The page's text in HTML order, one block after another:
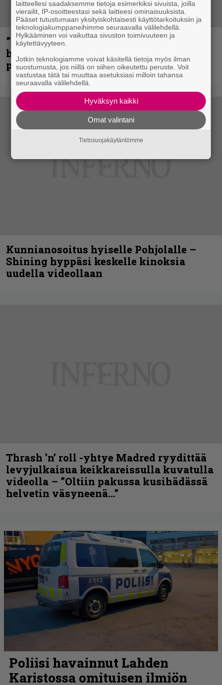
”Mitalini näyttää ihan plektralta” –
huippu-uimari jamittelee Megadethiä
palkinnollaan
Kunnianosoitus hyiselle Pohjolalle –
Shining hyppäsi keskelle kinoksia
uudella videollaan
Thrash ’n’ roll -yhtye Madred ryydittää
levyjulkaisua keikkareissulla kuvatulla
videolla – ”Oltiin pakussa kusihädässä
helvetin väsyneenä…”
laitteellesi saadaksemme tietoja esimerkiksi sivuista, joilla
vierailit, IP-osoitteestasi sekä laitteesi ominaisuuksista.
Pääset tutustumaan yksityiskohtaisesti käyttötarkoituksiin ja
teknologiakumppaneihimme seuraavalla välilehdellä.
Hylkääminen voi vaikuttaa sivuston toimivuuteen ja
käytettävyyteen.
Jotkin teknologiamme voivat käsitellä tietoja myös ilman
suostumusta, jos niillä on siihen oikeutettu peruste. Voit
vastustaa tätä tai muuttaa asetuksiasi milloin tahansa
seuraavalla välilehdellä.
Hyväksyn kaikki
Omat valintani
Tietosuojakäytäntömme